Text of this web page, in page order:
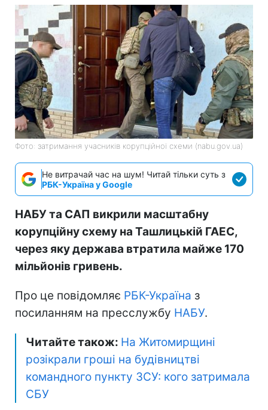
Фото: затримання учасників корупційної схеми (nabu.gov.ua)
Не витрачай час на шум! Читай тільки суть з
РБК-Україна у Google
НАБУ та САП викрили масштабну
корупційну схему на Ташлицькій ГАЕС,
через яку держава втратила майже 170
мільйонів гривень.
Про це повідомляє РБК-Україна з
посиланням на пресслужбу НАБУ.
Читайте також: На Житомирщині
розікрали гроші на будівництві
командного пункту ЗСУ: кого затримала
СБУ